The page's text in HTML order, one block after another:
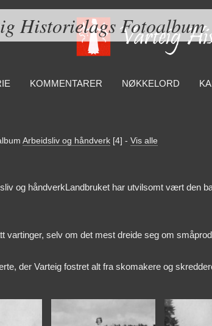
Historielags Fotoalbum
KOMMENTARER NØKKELORD
Arbeidsliv og håndverk [4] - Vis alle
og håndverkLandbruket har utvilsomt vært den
vartinger, selv om det mest dreide seg om
der Varteig fostret alt fra skomakere og